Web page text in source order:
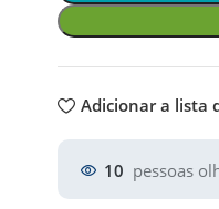
Adicionar a lista
10 pessoas